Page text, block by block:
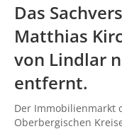
Das
Matthias
von Lindlar
entfernt.
Der Immobilienmarkt
Oberbergischen